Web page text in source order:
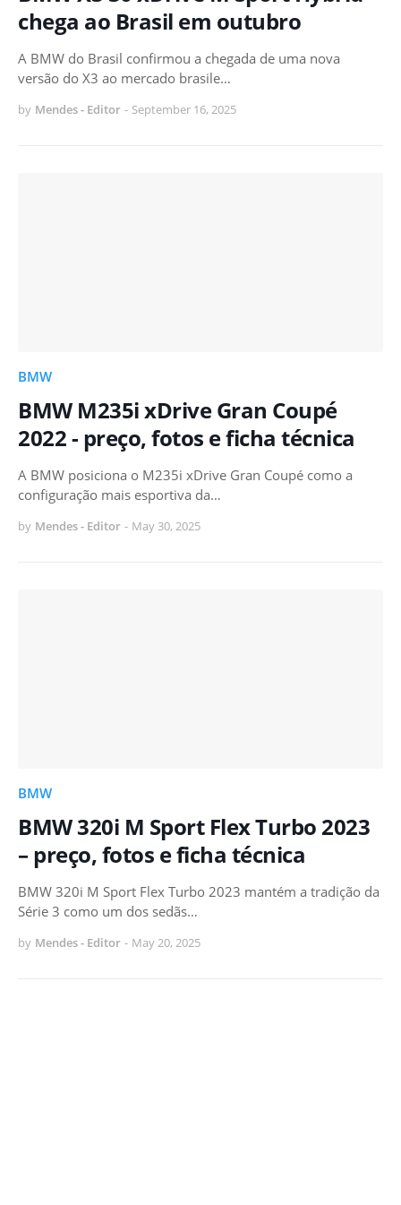
chega ao Brasil em outubro
A BMW do Brasil confirmou a chegada de uma nova
versão do X3 ao mercado brasile…
by Mendes - Editor - September 16, 2025
BMW
BMW M235i xDrive Gran Coupé
2022 - preço, fotos e ficha técnica
A BMW posiciona o M235i xDrive Gran Coupé como a
configuração mais esportiva da…
by Mendes - Editor - May 30, 2025
BMW
BMW 320i M Sport Flex Turbo 2023
– preço, fotos e ficha técnica
BMW 320i M Sport Flex Turbo 2023 mantém a tradição da
Série 3 como um dos sedãs…
by Mendes - Editor - May 20, 2025